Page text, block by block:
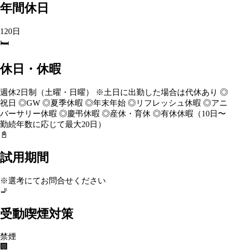
年間休日
120日
🛏️
休日・休暇
週休2日制（土曜・日曜） ※土日に出勤した場合は代休あり ◎
祝日 ◎GW ◎夏季休暇 ◎年末年始 ◎リフレッシュ休暇 ◎アニ
バーサリー休暇 ◎慶弔休暇 ◎産休・育休 ◎有休休暇（10日〜
勤続年数に応じて最大20日）
📓
試用期間
※選考にてお問合せください
🚬
受動喫煙対策
禁煙
🏢